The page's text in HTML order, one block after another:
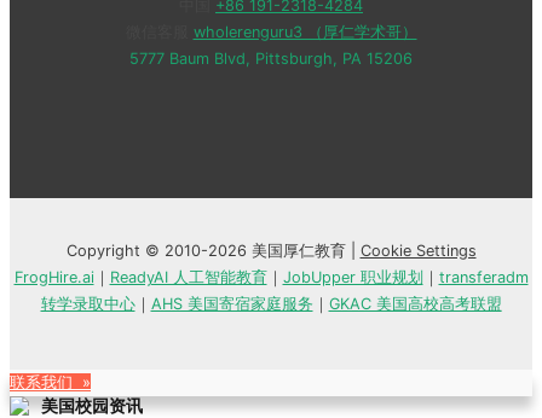
+86 191-2318-4284
wholerenguru3 （厚仁学术哥）
5777 Baum Blvd, Pittsburgh, PA 15206
Copyright © 2010-2026 美国厚仁教育 | Cookie Settings
FrogHire.ai｜ ReadyAI 人工智能教育｜ JobUpper 职业规划 ｜ transferadm
转学录取中心｜ AHS 美国寄宿家庭服务 ｜ GKAC 美国高校高考联盟
联系我们 »
美国校园资讯